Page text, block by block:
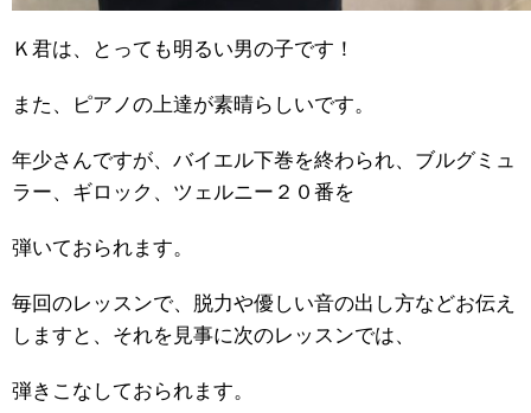
Ｋ君は、とっても明るい男の子です！
また、ピアノの上達が素晴らしいです。
年少さんですが、バイエル下巻を終わられ、ブルグミュ
ラー、ギロック、ツェルニー２０番を
弾いておられます。
毎回のレッスンで、脱力や優しい音の出し方などお伝え
しますと、それを見事に次のレッスンでは、
弾きこなしておられます。